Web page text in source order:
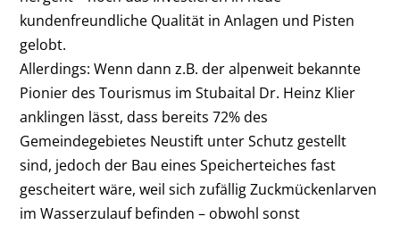
kundenfreundliche Qualität in Anlagen und Pisten
gelobt.
Allerdings: Wenn dann z.B. der alpenweit bekannte
Pionier des Tourismus im Stubaital Dr. Heinz Klier
anklingen lässt, dass bereits 72% des
Gemeindegebietes Neustift unter Schutz gestellt
sind, jedoch der Bau eines Speicherteiches fast
gescheitert wäre, weil sich zufällig Zuckmückenlarven
im Wasserzulauf befinden – obwohl sonst